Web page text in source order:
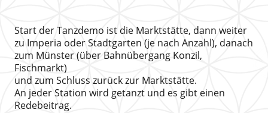
Start der Tanzdemo ist die Marktstätte, dann weiter
zu Imperia oder Stadtgarten (je nach Anzahl), danach
zum Münster (über Bahnübergang Konzil,
Fischmarkt)
und zum Schluss zurück zur Marktstätte.
An jeder Station wird getanzt und es gibt einen
Redebeitrag.